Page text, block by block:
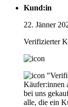
Kund:in
22. Jänner
Verifizierter
Käufer:innen
bei uns
alle, die ein